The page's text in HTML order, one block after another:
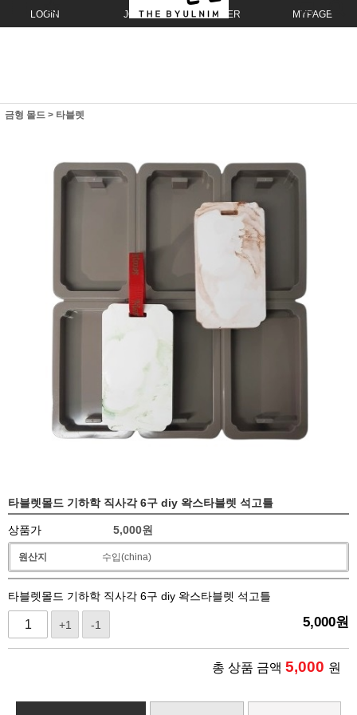
LOGIN JOIN ORDER MYPAGE
금형 몰드 > 타블렛
타블렛몰드 기하학 직사각 6구 diy 왁스타블렛 석고틀
상품가 5,000원
원산지 수입(china)
타블렛몰드 기하학 직사각 6구 diy 왁스타블렛 석고틀
+1 -1 5,000원
총 상품 금액 5,000 원